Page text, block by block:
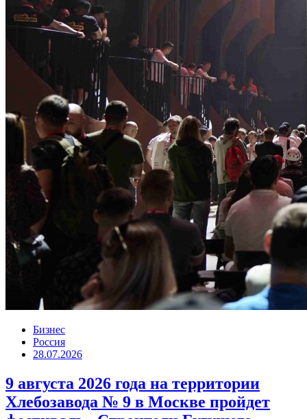
Бизнес
Россия
28.07.2026
9 августа 2026 года на территории
Хлебозавода № 9 в Москве пройдет